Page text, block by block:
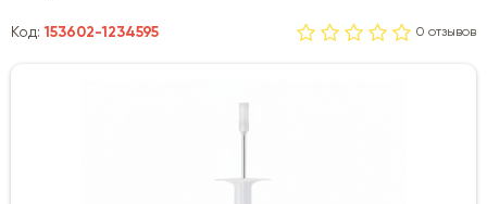
Код:153602-1234595 0 отзывов